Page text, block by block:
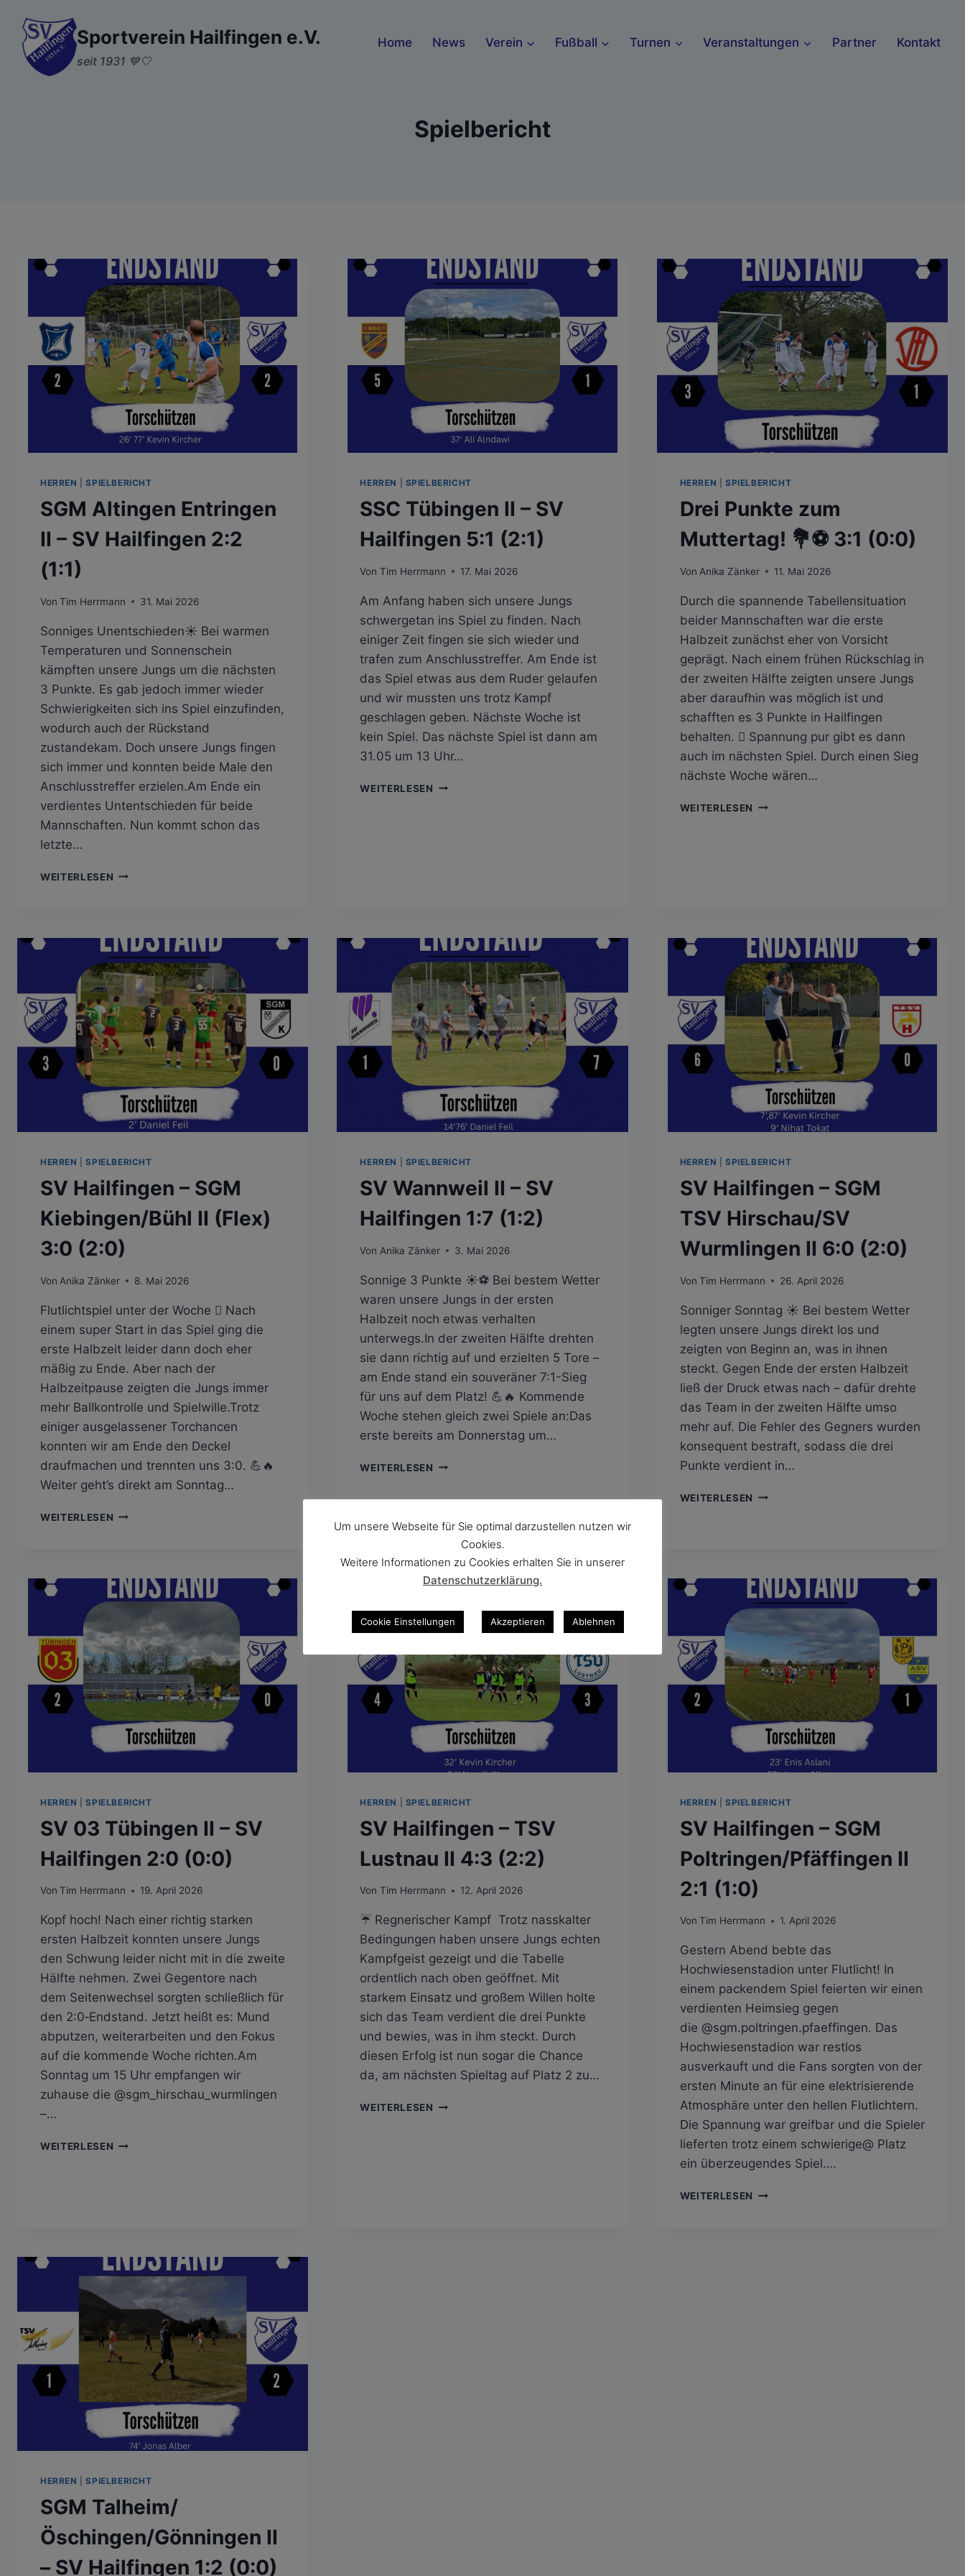
Inhalt
springen
Sportverein Hailfingen e.V.
seit 1931 💙🤍
Home News Verein Fußball Turnen Veranstaltungen Partner Kontakt
Spielbericht
HERREN |SPIELBERICHT
SGM Altingen Entringen
II – SV Hailfingen 2:2
(1:1)
Von Tim Herrmann 31. Mai 2026
Sonniges Unentschieden☀️ Bei warmen
Temperaturen und Sonnenschein
kämpften unsere Jungs um die nächsten
3 Punkte. Es gab jedoch immer wieder
Schwierigkeiten sich ins Spiel einzufinden,
wodurch auch der Rückstand
zustandekam. Doch unsere Jungs fingen
sich immer und konnten beide Male den
Anschlusstreffer erzielen.Am Ende ein
verdientes Untentschieden für beide
Mannschaften. Nun kommt schon das
letzte…
WEITERLESEN SGM
SV
HAILFINGEN
2:2
(1:1)
HERREN SPIELBERICHT
SSC Tübingen II – SV
Hailfingen 5:1 (2:1)
Von Tim Herrmann 17. Mai 2026
Am Anfang haben sich unsere Jungs
schwergetan ins Spiel zu finden. Nach
einiger Zeit fingen sie sich wieder und
trafen zum Anschlusstreffer. Am Ende ist
das Spiel etwas aus dem Ruder gelaufen
und wir mussten uns trotz Kampf
geschlagen geben. Nächste Woche ist
kein Spiel. Das nächste Spiel ist dann am
31.05 um 13 Uhr…
WEITERLESEN SSC
HERREN |SPIELBERICHT
Drei Punkte zum
Muttertag! 💐⚽️ 3:1 (0:0)
Von Anika Zänker 11. Mai 2026
Durch die spannende Tabellensituation
beider Mannschaften war die erste
Halbzeit zunächst eher von Vorsicht
geprägt. Nach einem frühen Rückschlag in
der zweiten Hälfte zeigten unsere Jungs
aber daraufhin was möglich ist und
schafften es 3 Punkte in Hailfingen
behalten.  Spannung pur gibt es dann
auch im nächsten Spiel. Durch einen Sieg
nächste Woche wären…
WEITERLESEN DREI
HERREN |SPIELBERICHT
SV Hailfingen – SGM
Kiebingen/Bühl II (Flex)
3:0 (2:0)
Von Anika Zänker 8. Mai 2026
Flutlichtspiel unter der Woche  Nach
einem super Start in das Spiel ging die
erste Halbzeit leider dann doch eher
mäßig zu Ende. Aber nach der
Halbzeitpause zeigten die Jungs immer
mehr Ballkontrolle und Spielwille.Trotz
einiger ausgelassener Torchancen
konnten wir am Ende den Deckel
draufmachen und trennten uns 3:0. 💪🔥
Weiter geht’s direkt am Sonntag…
WEITERLESEN SV
II
(FLEX)
(2:0)
HERREN SPIELBERICHT
SV Wannweil II – SV
Hailfingen 1:7 (1:2)
Von Anika Zänker 3. Mai 2026
Sonnige 3 Punkte ☀️⚽️ Bei bestem Wetter
waren unsere Jungs in der ersten
Halbzeit noch etwas verhalten
unterwegs.In der zweiten Hälfte drehten
sie dann richtig auf und erzielten 5 Tore –
am Ende stand ein souveräner 7:1-Sieg
für uns auf dem Platz! 💪🔥 Kommende
Woche stehen gleich zwei Spiele an:Das
erste bereits am Donnerstag um…
WEITERLESEN SV
SV
HAILFINGEN
(1:2)
HERREN |SPIELBERICHT
SV Hailfingen – SGM
TSV Hirschau/SV
Wurmlingen II 6:0 (2:0)
Von Tim Herrmann 26. April 2026
Sonniger Sonntag ☀️ Bei bestem Wetter
legten unsere Jungs direkt los und
zeigten von Beginn an, was in ihnen
steckt. Gegen Ende der ersten Halbzeit
ließ der Druck etwas nach – dafür drehte
das Team in der zweiten Hälfte umso
mehr auf. Die Fehler des Gegners wurden
konsequent bestraft, sodass die drei
Punkte verdient in…
WEITERLESEN SV
WURMLINGEN
II
HERREN |SPIELBERICHT
SV 03 Tübingen II – SV
Hailfingen 2:0 (0:0)
Von Tim Herrmann 19. April 2026
Kopf hoch! Nach einer richtig starken
ersten Halbzeit konnten unsere Jungs
den Schwung leider nicht mit in die zweite
Hälfte nehmen. Zwei Gegentore nach
dem Seitenwechsel sorgten schließlich für
den 2:0‑Endstand. Jetzt heißt es: Mund
abputzen, weiterarbeiten und den Fokus
auf die kommende Woche richten.Am
Sonntag um 15 Uhr empfangen wir
zuhause die @sgm_hirschau_wurmlingen
–…
WEITERLESEN SV
(0:0)
HERREN SPIELBERICHT
SV Hailfingen – TSV
Lustnau II 4:3 (2:2)
Von Tim Herrmann 12. April 2026
☔️ Regnerischer Kampf Trotz nasskalter
Bedingungen haben unsere Jungs echten
Kampfgeist gezeigt und die Tabelle
ordentlich nach oben geöffnet. Mit
starkem Einsatz und großem Willen holte
sich das Team verdient die drei Punkte
und bewies, was in ihm steckt. Durch
diesen Erfolg ist nun sogar die Chance
da, am nächsten Spieltag auf Platz 2 zu…
WEITERLESEN SV
HERREN |SPIELBERICHT
SV Hailfingen – SGM
Poltringen/Pfäffingen II
2:1 (1:0)
Von Tim Herrmann 1. April 2026
Gestern Abend bebte das
Hochwiesenstadion unter Flutlicht! In
einem packendem Spiel feierten wir einen
verdienten Heimsieg gegen
die @sgm.poltringen.pfaeffingen. Das
Hochwiesenstadion war restlos
ausverkauft und die Fans sorgten von der
ersten Minute an für eine elektrisierende
Atmosphäre unter den hellen Flutlichtern.
Die Spannung war greifbar und die Spieler
lieferten trotz einem schwierige@ Platz
ein überzeugendes Spiel….
WEITERLESEN SV
HERREN |SPIELBERICHT
SGM Talheim/
Öschingen/Gönningen II
– SV Hailfingen 1:2 (0:0)
Um unsere Webseite für Sie optimal darzustellen nutzen wir
Cookies.
Weitere Informationen zu Cookies erhalten Sie in unserer
Datenschutzerklärung.
Cookie Einstellungen Akzeptieren Ablehnen